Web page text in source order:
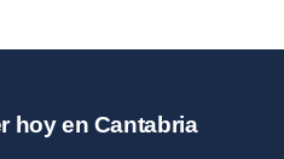
hoy en Cantabria